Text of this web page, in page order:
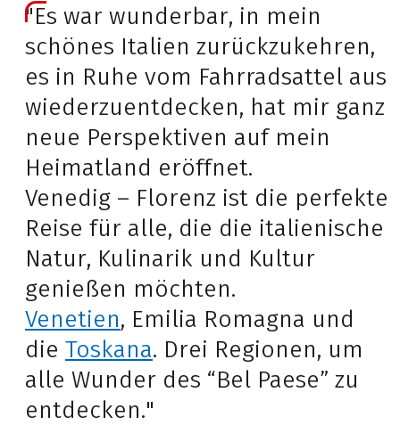
"Es war wunderbar, in mein
schönes Italien zurückzukehren,
es in Ruhe vom Fahrradsattel aus
wiederzuentdecken, hat mir ganz
neue Perspektiven auf mein
Heimatland eröffnet.
Venedig – Florenz ist die perfekte
Reise für alle, die die italienische
Natur, Kulinarik und Kultur
genießen möchten.
Venetien, Emilia Romagna und
die Toskana. Drei Regionen, um
alle Wunder des “Bel Paese” zu
entdecken."